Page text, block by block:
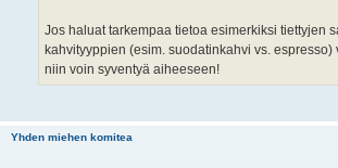
Jos haluat tarkempaa tietoa esimerkiksi tiettyjen
kahvityyppien (esim. suodatinkahvi vs. espresso)
niin voin syventyä aiheeseen!
Yhden miehen komitea